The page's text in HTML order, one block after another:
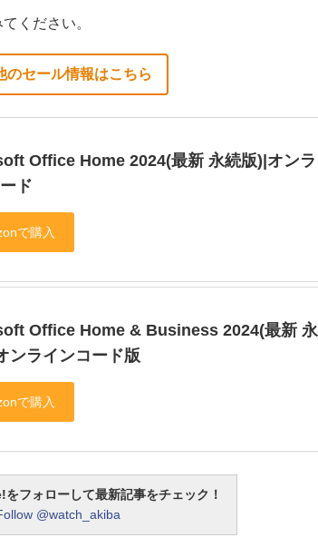
ください。
のセール情報はこちら
Office Home 2024(最新 永続版)|オンラ
ド
Office Home & Business 2024(最新 永
ンラインコード版
フォローして最新記事をチェック！
@watch_akiba